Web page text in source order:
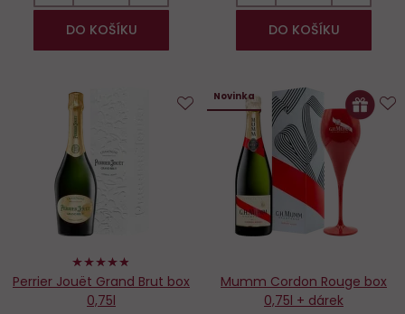
DO KOŠÍKU DO KOŠÍKU
96%
Perrier Jouët Grand Brut box
0,75l
oblíbených
Novinka
Mumm Cordon Rouge box
0,75l + dárek